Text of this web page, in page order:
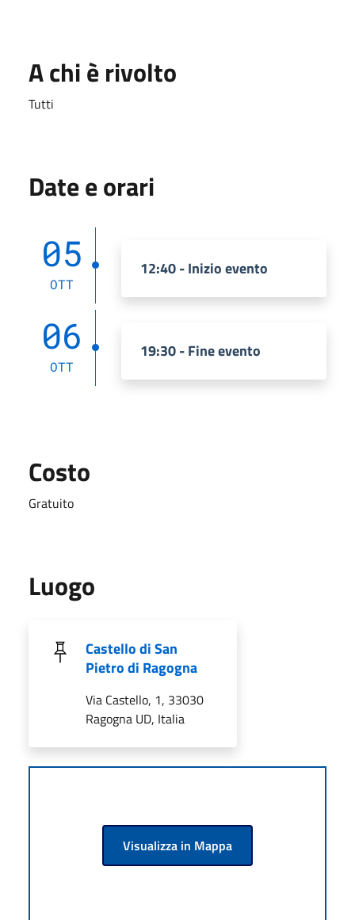
A chi è rivolto
Tutti
Date e orari
05
OTT
12:40 - Inizio evento
06
OTT
19:30 - Fine evento
Costo
Gratuito
Luogo
Castello di San
Pietro di Ragogna
Via Castello, 1, 33030
Ragogna UD, Italia
Visualizza in Mappa